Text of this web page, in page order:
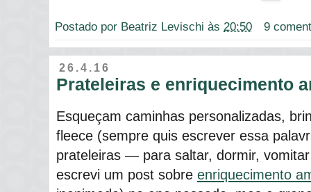
Postado por Beatriz Levischi às 20:50 9
26.4.16
Prateleiras e enriquecimento
Esqueçam caminhas personalizadas,
fleece (sempre quis escrever essa
prateleiras ― para saltar, dormir,
escrevi um post sobre enriquecimento